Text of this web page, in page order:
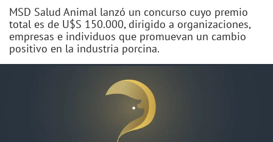
MSD Salud Animal lanzó un concurso cuyo premio
total es de U$S 150.000, dirigido a organizaciones,
empresas e individuos que promuevan un cambio
positivo en la industria porcina.